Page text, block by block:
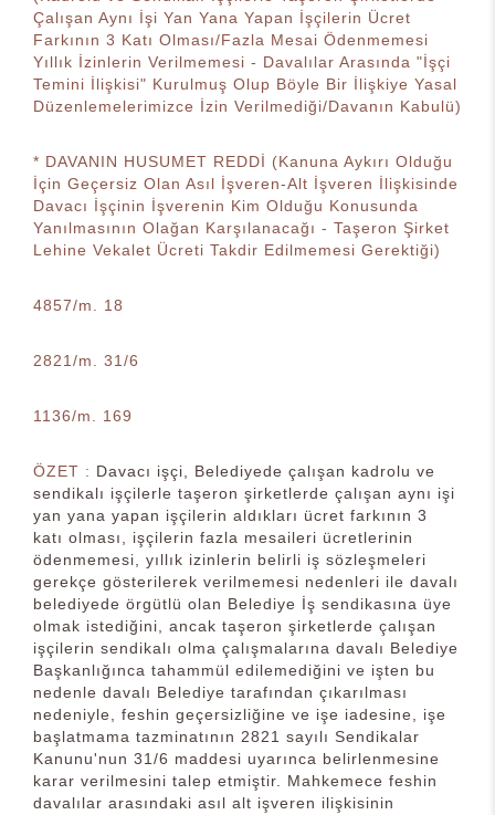
Çalışan Aynı İşi Yan Yana Yapan İşçilerin Ücret
Farkının 3 Katı Olması/Fazla Mesai Ödenmemesi
Yıllık İzinlerin Verilmemesi - Davalılar Arasında "İşçi
Temini İlişkisi" Kurulmuş Olup Böyle Bir İlişkiye Yasal
Düzenlemelerimizce İzin Verilmediği/Davanın Kabulü)
* DAVANIN HUSUMET REDDİ (Kanuna Aykırı Olduğu
İçin Geçersiz Olan Asıl İşveren-Alt İşveren İlişkisinde
Davacı İşçinin İşverenin Kim Olduğu Konusunda
Yanılmasının Olağan Karşılanacağı - Taşeron Şirket
Lehine Vekalet Ücreti Takdir Edilmemesi Gerektiği)
4857/m. 18
2821/m. 31/6
1136/m. 169
ÖZET : Davacı işçi, Belediyede çalışan kadrolu ve
sendikalı işçilerle taşeron şirketlerde çalışan aynı işi
yan yana yapan işçilerin aldıkları ücret farkının 3
katı olması, işçilerin fazla mesaileri ücretlerinin
ödenmemesi, yıllık izinlerin belirli iş sözleşmeleri
gerekçe gösterilerek verilmemesi nedenleri ile davalı
belediyede örgütlü olan Belediye İş sendikasına üye
olmak istediğini, ancak taşeron şirketlerde çalışan
işçilerin sendikalı olma çalışmalarına davalı Belediye
Başkanlığınca tahammül edilemediğini ve işten bu
nedenle davalı Belediye tarafından çıkarılması
nedeniyle, feshin geçersizliğine ve işe iadesine, işe
başlatmama tazminatının 2821 sayılı Sendikalar
Kanunu'nun 31/6 maddesi uyarınca belirlenmesine
karar verilmesini talep etmiştir. Mahkemece feshin
davalılar arasındaki asıl alt işveren ilişkisinin